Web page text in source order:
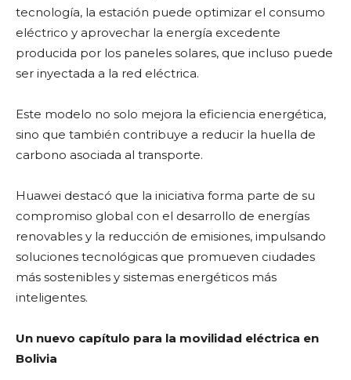
tecnología, la estación puede optimizar el consumo
eléctrico y aprovechar la energía excedente
producida por los paneles solares, que incluso puede
ser inyectada a la red eléctrica.
Este modelo no solo mejora la eficiencia energética,
sino que también contribuye a reducir la huella de
carbono asociada al transporte.
Huawei destacó que la iniciativa forma parte de su
compromiso global con el desarrollo de energías
renovables y la reducción de emisiones, impulsando
soluciones tecnológicas que promueven ciudades
más sostenibles y sistemas energéticos más
inteligentes.
Un nuevo capítulo para la movilidad eléctrica en
Bolivia